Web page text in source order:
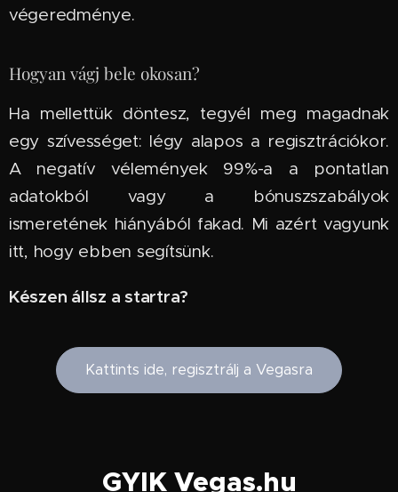
végeredménye.
Hogyan vágj bele okosan?
Ha mellettük döntesz, tegyél meg magadnak
egy szívességet: légy alapos a regisztrációkor.
A negatív vélemények 99%-a a pontatlan
adatokból vagy a bónuszszabályok
ismeretének hiányából fakad. Mi azért vagyunk
itt, hogy ebben segítsünk.
Készen állsz a startra?
Kattints ide, regisztrálj a Vegasra
GYIK Vegas.hu